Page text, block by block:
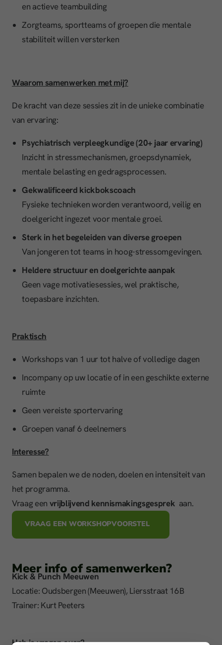
en actieve teambuilding
Zorgteams, sportteams of groepen die mentale
stabiliteit willen versterken
Waarom samenwerken met mij?
De kracht van deze sessies zit in de unieke combinatie
van ervaring:
Psychiatrisch verpleegkundige (20+ jaar ervaring)
Inzicht in stressmechanismen, groepsdynamiek,
mentale belasting en gedragsprocessen.
Gekwalificeerd kickbokscoach
Fysieke technieken worden verantwoord, veilig en
doelgericht ingezet voor mentale groei.
Sterk in het begeleiden van diverse groepen
Van jongeren tot teams in hoog-stressomgevingen.
Heldere structuur en doelgerichte aanpak
Geen vage motivatiesessies, wel praktische,
toepasbare inzichten.
Praktisch
Workshops van 1 uur tot halve of volledige dagen
Incompany op uw locatie of in een geschikte externe
ruimte
Geen vereiste sportervaring
Groepen vanaf 6 deelnemers
Interesse?
Samen bepalen we de noden, doelen en intensiteit van
het programma.
Vraag een vrijblijvend kennismakingsgesprek aan.
VRAAG EEN WORKSHOPVOORSTEL
Meer info of samenwerken?
Kick & Punch Meeuwen
Locatie: Oudsbergen (Meeuwen), Liersstraat 16B
Trainer: Kurt Peeters
Heb je vragen over?